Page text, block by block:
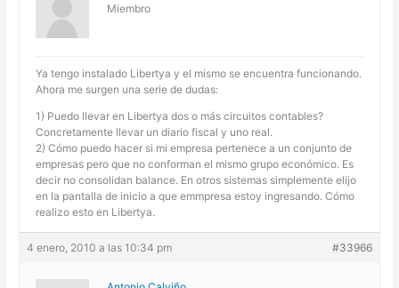
Miembro
Ya tengo instalado Libertya y el mismo se encuentra funcionando.
Ahora me surgen una serie de dudas:
1) Puedo llevar en Libertya dos o más circuitos contables?
Concretamente llevar un diario fiscal y uno real.
2) Cómo puedo hacer si mi empresa pertenece a un conjunto de
empresas pero que no conforman el mismo grupo económico. Es
decir no consolidan balance. En otros sistemas simplemente elijo
en la pantalla de inicio a que emmpresa estoy ingresando. Cómo
realizo esto en Libertya.
4 enero, 2010 a las 10:34 pm #33966